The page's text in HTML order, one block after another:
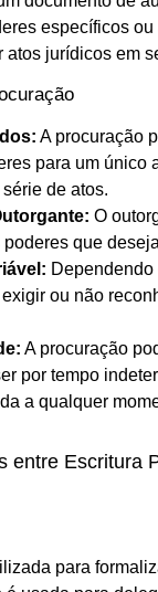
específicos
jurídicos em
A procuração
para um único
de atos.
O
que
ou não
A procuração
por tempo
a qualquer
entre Escritura
para